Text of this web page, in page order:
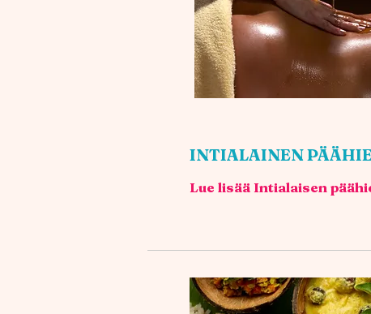
INTIALAINEN
Lue lisää Intialaisen